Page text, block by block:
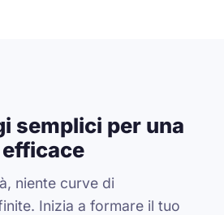
semplici per una
niente curve di
Inizia a formare il tuo